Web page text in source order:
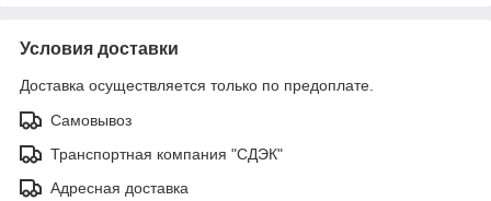
Условия доставки
Доставка осуществляется только по предоплате.
Самовывоз
Транспортная компания "СДЭК"
Адресная доставка